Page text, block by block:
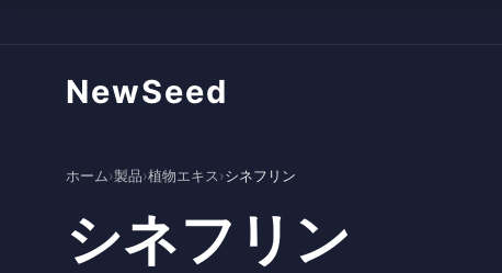
NewSeed
ホーム›製品›植物エキス›シネフリン
シネフリン